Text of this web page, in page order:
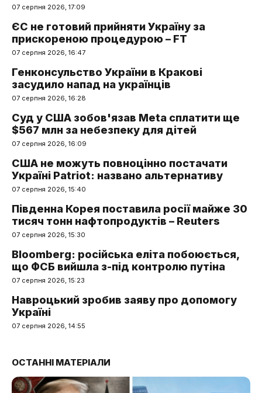
07 серпня 2026, 17:09
ЄС не готовий прийняти Україну за
прискореною процедурою – FT
07 серпня 2026, 16:47
Генконсульство України в Кракові
засудило напад на українців
07 серпня 2026, 16:28
Суд у США зобов'язав Meta сплатити ще
$567 млн за небезпеку для дітей
07 серпня 2026, 16:09
США не можуть повноцінно постачати
Україні Patriot: названо альтернативу
07 серпня 2026, 15:40
Південна Корея поставила росії майже 30
тисяч тонн нафтопродуктів – Reuters
07 серпня 2026, 15:30
Bloomberg: російська еліта побоюється,
що ФСБ вийшла з-під контролю путіна
07 серпня 2026, 15:23
Навроцький зробив заяву про допомогу
Україні
07 серпня 2026, 14:55
ОСТАННІ МАТЕРІАЛИ